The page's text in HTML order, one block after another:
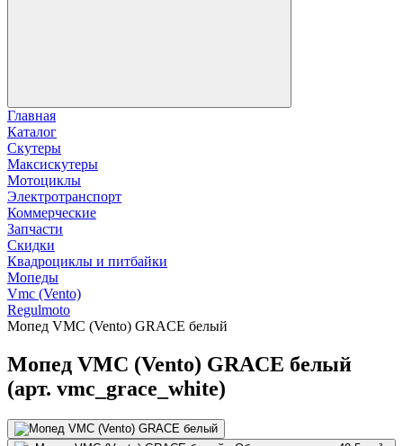
Главная
Каталог
Скутеры
Максискутеры
Мотоциклы
Электротранспорт
Коммерческие
Запчасти
Скидки
Квадроциклы и питбайки
Мопеды
Vmc (Vento)
Regulmoto
Мопед VMC (Vento) GRACE белый
Мопед VMC (Vento) GRACE белый
(арт. vmc_grace_white)